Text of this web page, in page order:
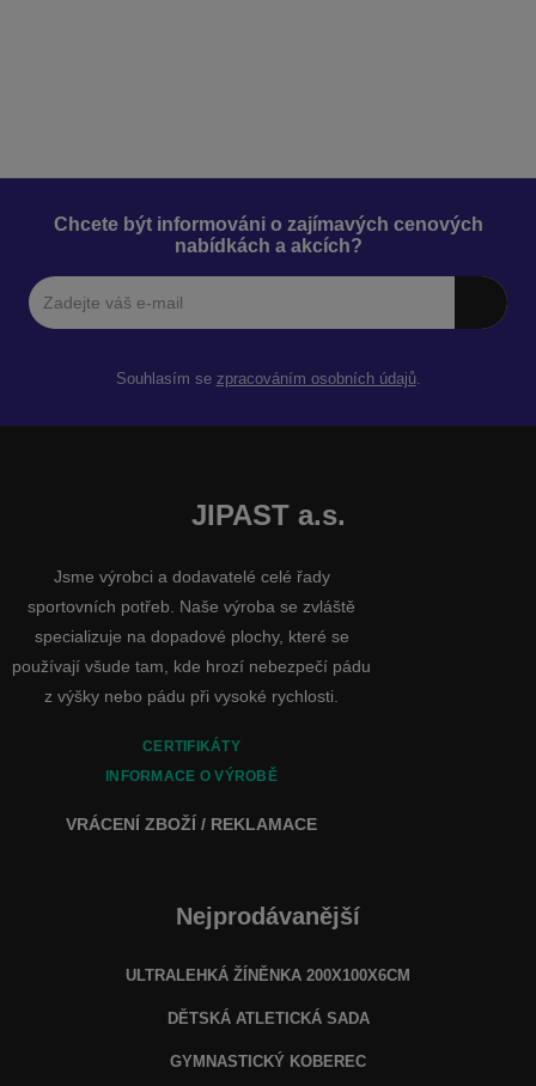
Chcete být informováni o zajímavých cenových
nabídkách a akcích?
Souhlasím se zpracováním osobních údajů.
JIPAST a.s.
Jsme výrobci a dodavatelé celé řady
sportovních potřeb. Naše výroba se zvláště
specializuje na dopadové plochy, které se
používají všude tam, kde hrozí nebezpečí pádu
z výšky nebo pádu při vysoké rychlosti.
CERTIFIKÁTY
INFORMACE O VÝROBĚ
VRÁCENÍ ZBOŽÍ / REKLAMACE
Nejprodávanější
ULTRALEHKÁ ŽÍNĚNKA 200X100X6CM
DĚTSKÁ ATLETICKÁ SADA
GYMNASTICKÝ KOBEREC